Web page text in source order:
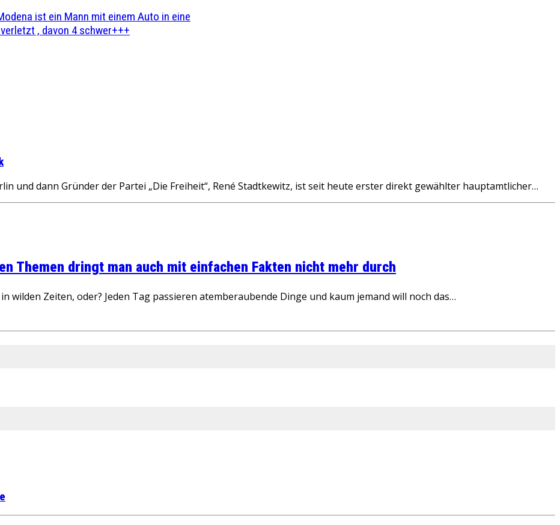
ist ein Mann mit einem Auto in eine
, davon 4 schwer+++
und dann Gründer der Partei „Die Freiheit“, René Stadtkewitz, ist seit heute erster direkt gewählter hauptamtlicher…
Themen dringt man auch mit einfachen Fakten nicht mehr durch
wilden Zeiten, oder? Jeden Tag passieren atemberaubende Dinge und kaum jemand will noch das…